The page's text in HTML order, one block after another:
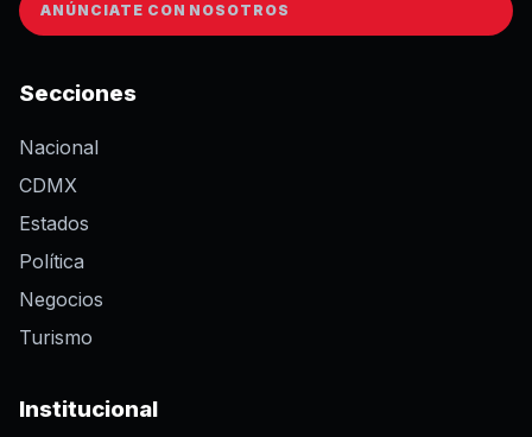
ANÚNCIATE CON NOSOTROS
Secciones
Nacional
CDMX
Estados
Política
Negocios
Turismo
Institucional